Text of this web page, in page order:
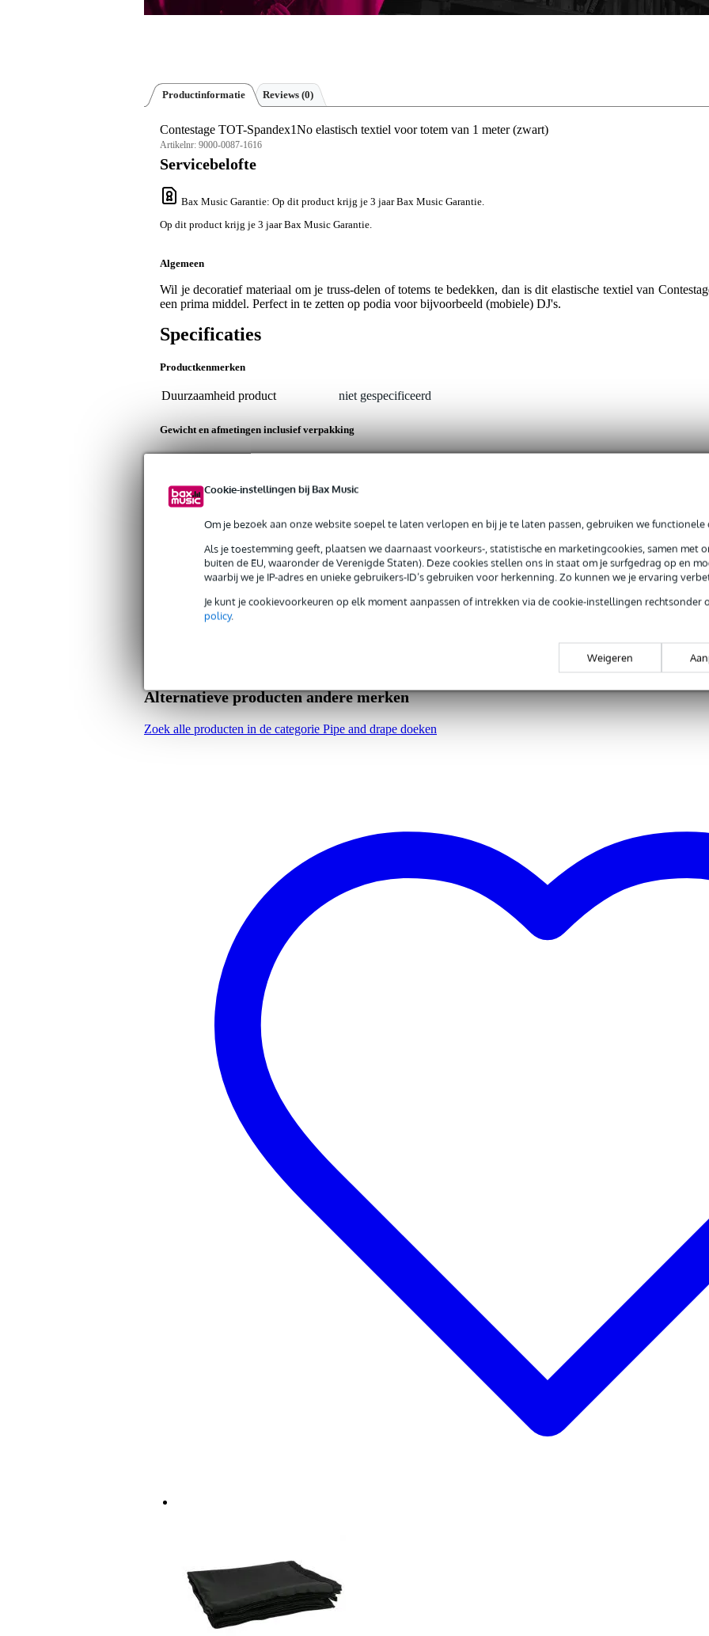
Cookie-instellingen bij Bax Music
Om je bezoek aan onze website soepel te laten verlopen en bij je te laten passen, gebruiken we functionele
Als je toestemming geeft, plaatsen we daarnaast voorkeurs-, statistische en marketingcookies, samen met
buiten de EU, waaronder de Verenigde Staten). Deze cookies stellen ons in staat om je surfgedrag op en
waarbij we je IP-adres en unieke gebruikers-ID’s gebruiken voor herkenning. Zo kunnen we je ervaring
Je kunt je cookievoorkeuren op elk moment aanpassen of intrekken via de cookie-instellingen rechtsonder
policy.
Weigeren
Productinformatie Reviews (0)
Contestage TOT-Spandex1No elastisch textiel voor totem van 1 meter (zwart)
Artikelnr: 9000-0087-1616
Servicebelofte
Bax Music Garantie: Op dit product krijg je 3 jaar Bax Music Garantie.
Op dit product krijg je 3 jaar Bax Music Garantie.
Algemeen
Wil je decoratief materiaal om je truss-delen of totems te bedekken, dan is dit elastische textiel van
een prima middel. Perfect in te zetten op podia voor bijvoorbeeld (mobiele) DJ's.
Specificaties
Productkenmerken
Duurzaamheid product niet gespecificeerd
Gewicht en afmetingen inclusief verpakking
Gewicht
200 gr
elastisch textiel voor truss en totems
lengte: 100 cm
kleur: zwart
gewicht: 0.2 kg
Alternatieve producten andere merken
Zoek alle producten in de categorie Pipe and drape doeken